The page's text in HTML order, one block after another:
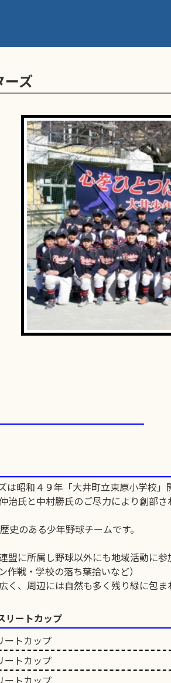
ーズ
は昭和４９年「大井町立東原小学校」
治氏と中村勝氏のご尽力により創部さ
史のある少年野球チームです。
盟に所属し野球以外にも地域活動に参
作戦・学校の落ち葉拾いなど）
く、周辺には自然も多く残り緑に包ま
リートカップ
ートカップ
ートカップ
ートカップ